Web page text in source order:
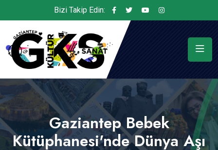
Bizi Takip Edin:
Gaziantep Bebek
Kütüphanesi'nde Dünya Aşı